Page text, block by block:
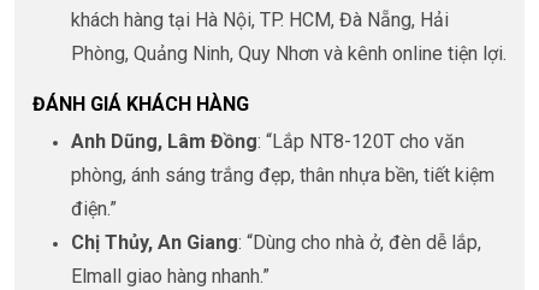
khách hàng tại Hà Nội, TP. HCM, Đà Nẵng, Hải
Phòng, Quảng Ninh, Quy Nhơn và kênh online tiện lợi.
ĐÁNH GIÁ KHÁCH HÀNG
Anh Dũng, Lâm Đồng: “Lắp NT8-120T cho văn
phòng, ánh sáng trắng đẹp, thân nhựa bền, tiết kiệm
điện.”
Chị Thủy, An Giang: “Dùng cho nhà ở, đèn dễ lắp,
Elmall giao hàng nhanh.”